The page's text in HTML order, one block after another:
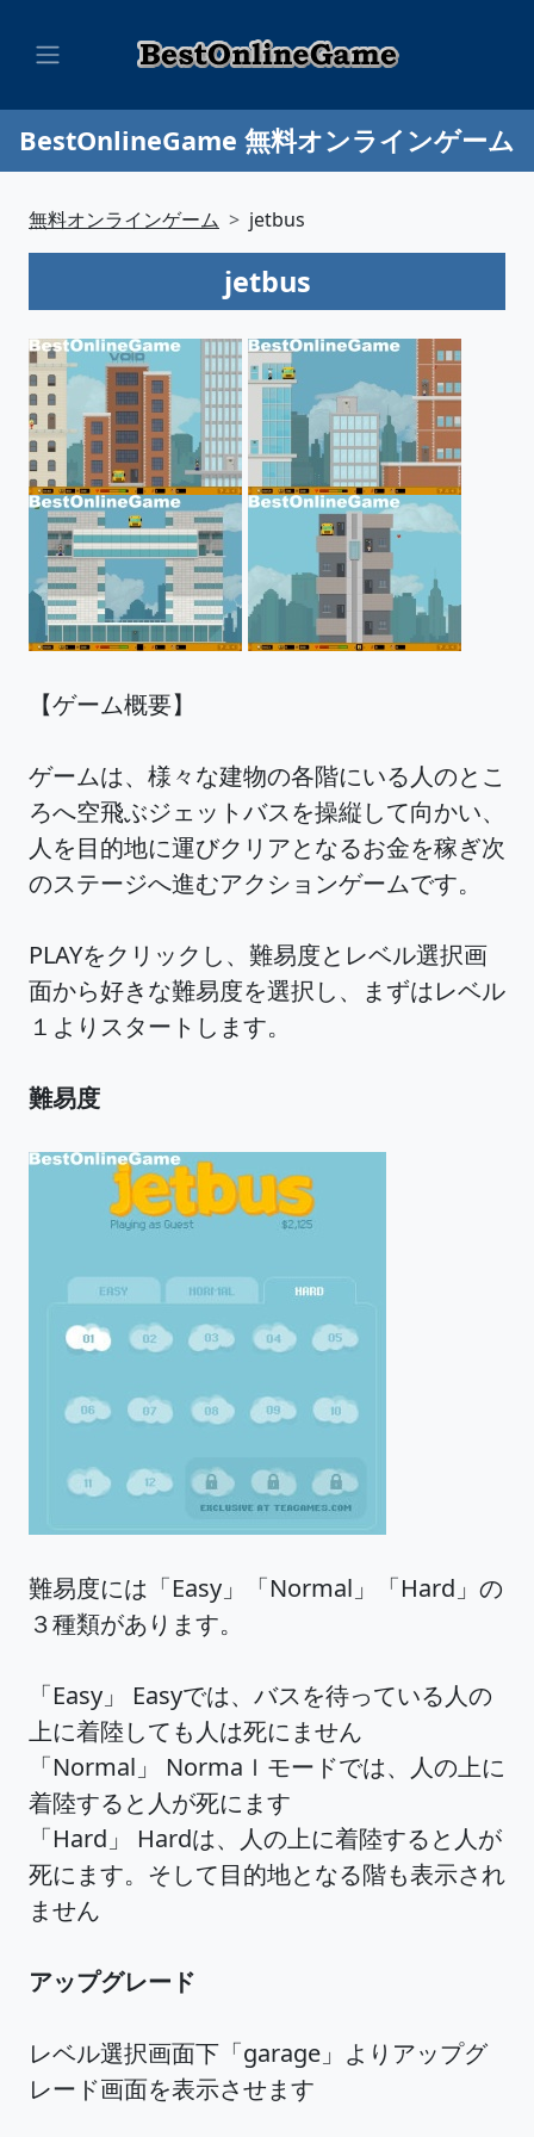
BestOnlineGame 無料オンラインゲーム
無料オンラインゲーム jetbus
jetbus
【ゲーム概要】
ゲームは、様々な建物の各階にいる人のとこ
ろへ空飛ぶジェットバスを操縦して向かい、
人を目的地に運びクリアとなるお金を稼ぎ次
のステージへ進むアクションゲームです。
PLAYをクリックし、難易度とレベル選択画
面から好きな難易度を選択し、まずはレベル
１よりスタートします。
難易度
難易度には「Easy」「Normal」「Hard」の
３種類があります。
「Easy」 Easyでは、バスを待っている人の
上に着陸しても人は死にません
「Normal」 Normaｌモードでは、人の上に
着陸すると人が死にます
「Hard」 Hardは、人の上に着陸すると人が
死にます。そして目的地となる階も表示され
ません
アップグレード
レベル選択画面下「garage」よりアップグ
レード画面を表示させます